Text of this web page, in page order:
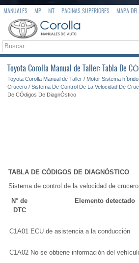
MANUALES MP MT PAGINAS SUPERIORES MAPA
Toyota Corolla Manual de Taller: Tabla De
Toyota Corolla Manual de Taller / Motor Sistema híbrido
Crucero / Sistema De Control De La Velocidad De
De CÓdigos De DiagnÓstico
TABLA DE CÓDIGOS DE DIAGNÓSTICO
Sistema de control de la velocidad de
N° de
DTC
Elemento detectado
C1A01 ECU de asistencia a la conducción
C1A02 No se obtiene información del